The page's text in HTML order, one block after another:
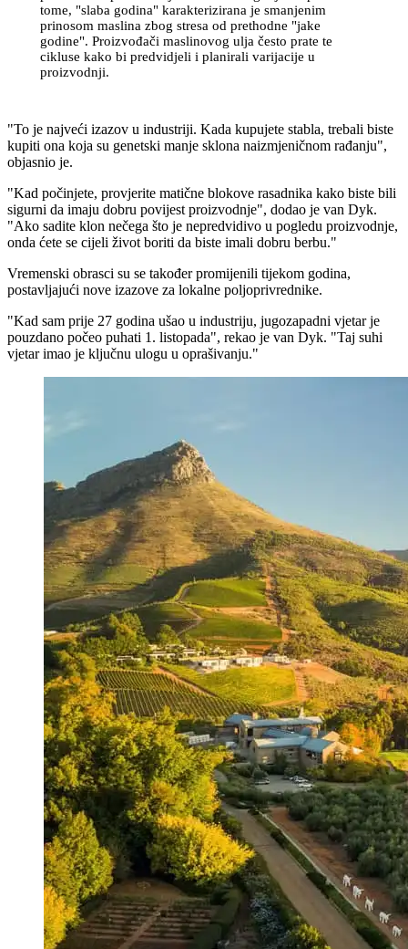
tome, "slaba godina" karakterizirana je smanjenim
prinosom maslina zbog stresa od prethodne "jake
godine". Proizvođači maslinovog ulja često prate te
cikluse kako bi predvidjeli i planirali varijacije u
proizvodnji.
"To je najveći izazov u industriji. Kada kupujete stabla, trebali biste
kupiti ona koja su genetski manje sklona naizmjeničnom rađanju",
objasnio je.
"Kad počinjete, provjerite matične blokove rasadnika kako biste bili
sigurni da imaju dobru povijest proizvodnje", dodao je van Dyk.
"Ako sadite klon nečega što je nepredvidivo u pogledu proizvodnje,
onda ćete se cijeli život boriti da biste imali dobru berbu."
Vremenski obrasci su se također promijenili tijekom godina,
postavljajući nove izazove za lokalne poljoprivrednike.
"Kad sam prije 27 godina ušao u industriju, jugozapadni vjetar je
pouzdano počeo puhati 1. listopada", rekao je van Dyk. "Taj suhi
vjetar imao je ključnu ulogu u oprašivanju."